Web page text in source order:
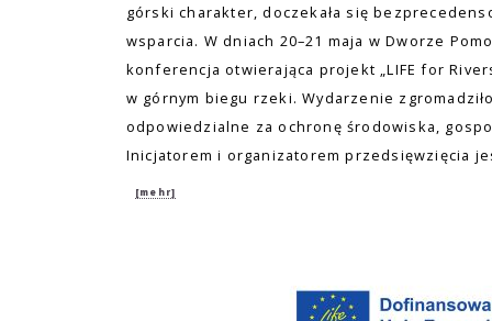
górski charakter, doczekała się
wsparcia. W dniach 20–21 maja w Dworze
konferencja otwierająca projekt „LIFE for
w górnym biegu rzeki. Wydarzenie
odpowiedzialne za ochronę środowiska,
Inicjatorem i organizatorem przedsięwzięcia
[mehr]